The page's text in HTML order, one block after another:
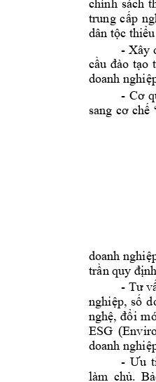
chính sách
trung cấp
dân tộc
- Xây
cầu đào tạo
doanh
- Cơ
sang cơ chế
doanh nghi
trần quy định
- Tư
nghiệp, số
nghệ, đổi
ESG
doanh
- Ưu
làm chủ.